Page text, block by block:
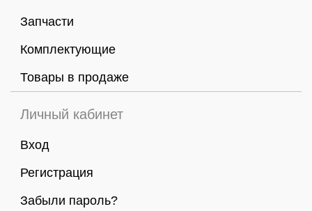
Запчасти
Комплектующие
Товары в продаже
Личный кабинет
Вход
Регистрация
Забыли пароль?